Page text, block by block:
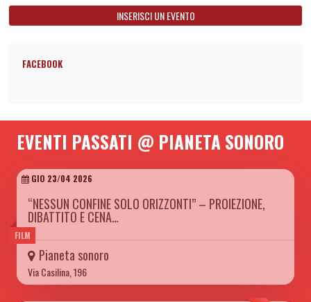
INSERISCI UN EVENTO
FACEBOOK
EVENTI PASSATI @ PIANETA SONORO
FILM
GIO 23/04 2026
“NESSUN CONFINE SOLO ORIZZONTI” – PROIEZIONE,
DIBATTITO E CENA…
Pianeta sonoro
Via Casilina, 196